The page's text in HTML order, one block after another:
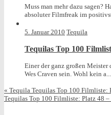
Muss man mehr dazu sagen?
absoluter Filmfreak im
5. Januar 2010 Tequila
Tequilas Top 100
Einer der ganz großen
Wes Craven sein. Wohl kein a...
« Tequila Tequilas Top 100 Filmliste:
Tequilas Top 100 Filmliste: Platz 48 –